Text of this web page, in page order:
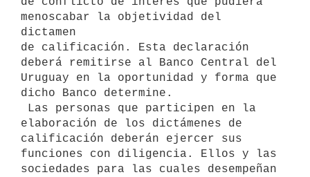
menoscabar la objetividad del
dictamen
de calificación. Esta declaración
deberá remitirse al Banco Central del
Uruguay en la oportunidad y forma que
dicho Banco determine.
elaboración de los dictámenes de
calificación deberán ejercer sus
funciones con diligencia. Ellos y las
sociedades para las cuales desempeñan